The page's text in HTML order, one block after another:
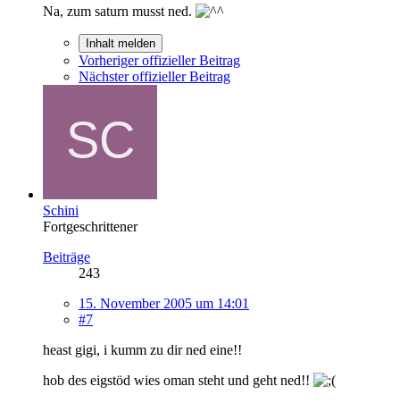
Na, zum saturn musst ned.
Inhalt melden
Vorheriger offizieller Beitrag
Nächster offizieller Beitrag
Schini
Fortgeschrittener
Beiträge
243
15. November 2005 um 14:01
#7
heast gigi, i kumm zu dir ned eine!!
hob des eigstöd wies oman steht und geht ned!!